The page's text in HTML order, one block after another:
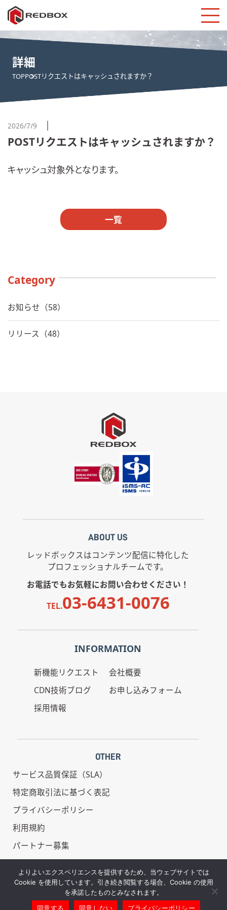
詳細
TOPPOSTリクエストはキャッシュされますか？
2026/7/9
POSTリクエストはキャッシュされますか？
キャッシュ対象外となります。
一覧
Category
お知らせ（58）
リリース（48）
ABOUT US
レッドボックスはコンテンツ配信に特化した
プロフェッショナルチームです。
お電話でもお気軽にお問い合わせください！
TEL.03-6431-0076
INFORMATION
新機能リクエスト
CDN技術ブログ
採用情報
会社概要
お申し込みフォーム
OTHER
サービス品質保証（SLA）
特定商取引法に基づく表記
プライバシーポリシー
利用規約
パートナー募集
情報セキュリティ基本方針
よりよいエクスペリエンスを提供するため、当ウェブサイトでは
Cookie を使用しています。引き続き閲覧する場合、Cookie の使用
を承諾したものとみなされます。
同意する
同意しない プライバシーポリシー